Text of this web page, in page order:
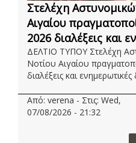
Στελέχη
Αιγαίου
2026 διαλέξεις και
ΔΕΛΤΙΟ ΤΥΠΟΥ Στελέχη
Νοτίου Αιγαίου
διαλέξεις και ενημερωτικές
Από: verena - Στις: Wed,
07/08/2026 - 21:32